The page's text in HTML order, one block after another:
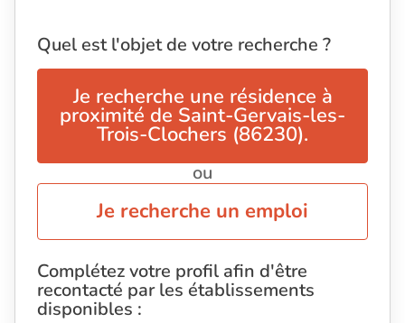
Quel est l'objet de votre recherche ?
Je recherche une résidence à
proximité de Saint-Gervais-les-
Trois-Clochers (86230).
ou
Je recherche un emploi
Complétez votre profil afin d'être
recontacté par les établissements
disponibles :